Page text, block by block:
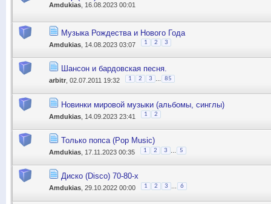
Amdukias , 16.08.2023 00:01
Музыка Рождества и Нового Года
Amdukias , 14.08.2023 03:07 1 2 3
Шансон и бардовская песня.
arbitr , 02.07.2011 19:32 1 2 3 85
Новинки мировой музыки (альбомы, синглы)
Amdukias , 14.09.2023 23:41 1 2
Только попса (Pop Music)
Amdukias , 17.11.2023 00:35 1 2 3 5
Диско (Disco) 70-80-х
Amdukias , 29.10.2022 00:00 1 2 3 6